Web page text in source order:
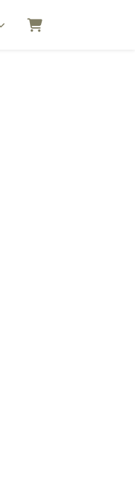
Warenkorb